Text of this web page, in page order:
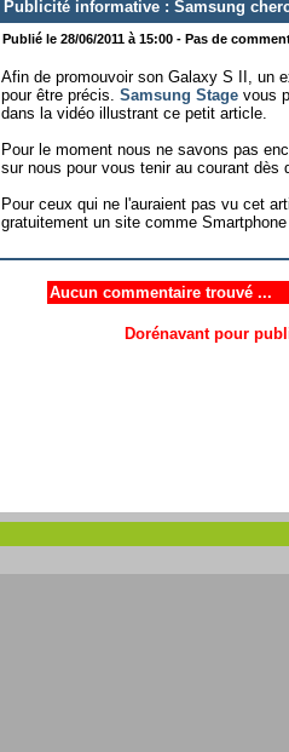
Publicité informative : Samsung
Publié le 28/06/2011 à 15:00 - Pas de
Afin de promouvoir son Galaxy S II, un
pour être précis. Samsung Stage vous
dans la vidéo illustrant ce petit article.
Pour le moment nous ne savons pas
sur nous pour vous tenir au courant dès
Pour ceux qui ne l'auraient pas vu cet
gratuitement un site comme
Aucun commentaire trouvé ...
Dorénavant pour